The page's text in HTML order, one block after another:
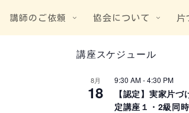
講師のご依頼 協会について 片
講座スケジュール
8月
18
9:30 AM-4:30 PM
【認定】実家片
定講座１・2級同